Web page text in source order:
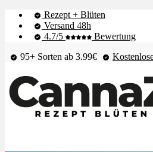
Rezept + Blüten
Versand 48h
4.7/5
Bewertung
95+ Sorten ab 3.99€